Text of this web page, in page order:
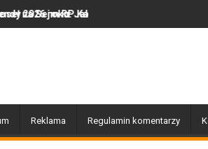
Królak
polska marka olor.pl podbija serca
Dobiegły końca prace
Reklama Regulamin komentarzy